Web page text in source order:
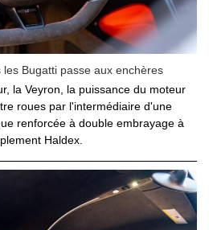
Bugatti passe aux enchères
la Veyron, la puissance du moteur
roues par l'intermédiaire d'une
renforcée à double embrayage à
Haldex.